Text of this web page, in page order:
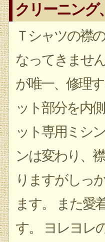
クリーニング
Ｔシャツの襟
なってきませ
が唯一、修理
ット部分を内
ット専用ミシ
ンは変わり、
りますがしっ
ます。 また愛
す。 ヨレヨレ